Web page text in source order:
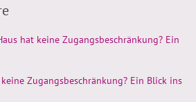
hat keine Zugangsbeschränkung? Ein
Zugangsbeschränkung? Ein Blick ins